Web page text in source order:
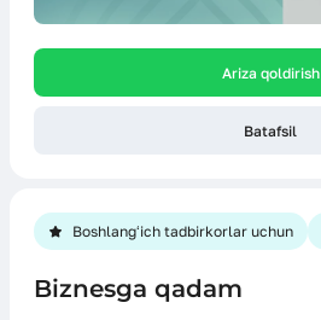
Ariza qoldirish
Batafsil
Boshlangʻich tadbirkorlar uchun
Biznesga qadam